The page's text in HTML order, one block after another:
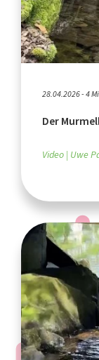
28.04.2026 - 4
Der
Video Uwe